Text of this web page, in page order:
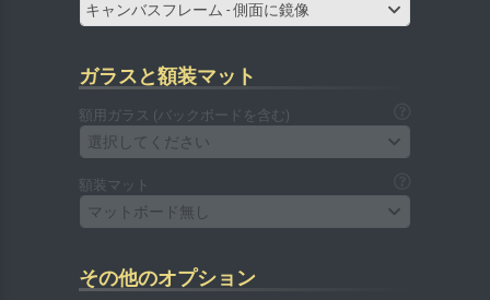
キャンバスフレーム - 側面に鏡像
ガラスと額装マット
額用ガラス (バックボードを含む)
選択してください
額装マット
マットボード無し
その他のオプション